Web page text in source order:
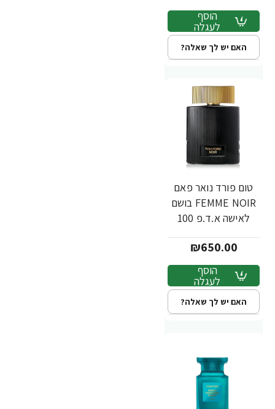
הוסף
לעגלה
האם יש לך שאלה?
טום פורד נואר פאם
FEMME NOIR בושם
לאישה א.ד.פ 100
FORD
₪650.00
הוסף
לעגלה
האם יש לך שאלה?